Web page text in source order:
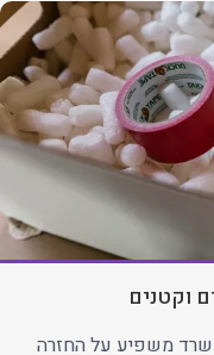
וקטנים
משפיע על החזרה